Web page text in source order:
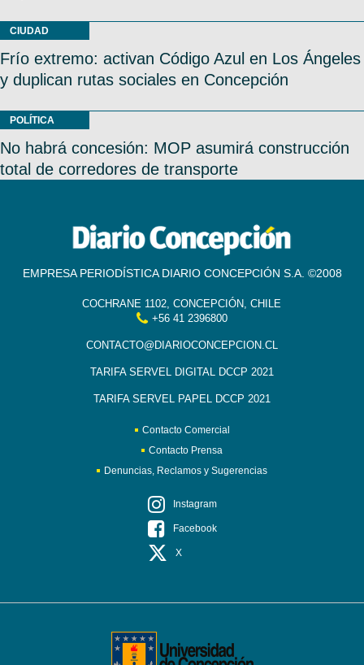
CIUDAD
Frío extremo: activan Código Azul en Los Ángeles
y duplican rutas sociales en Concepción
POLÍTICA
No habrá concesión: MOP asumirá construcción
total de corredores de transporte
EMPRESA PERIODÍSTICA DIARIO CONCEPCIÓN S.A. ©2008
COCHRANE 1102, CONCEPCIÓN, CHILE
+56 41 2396800
CONTACTO@DIARIOCONCEPCION.CL
TARIFA SERVEL DIGITAL DCCP 2021
TARIFA SERVEL PAPEL DCCP 2021
Contacto Comercial
Contacto Prensa
Denuncias, Reclamos y Sugerencias
Instagram
Facebook
X